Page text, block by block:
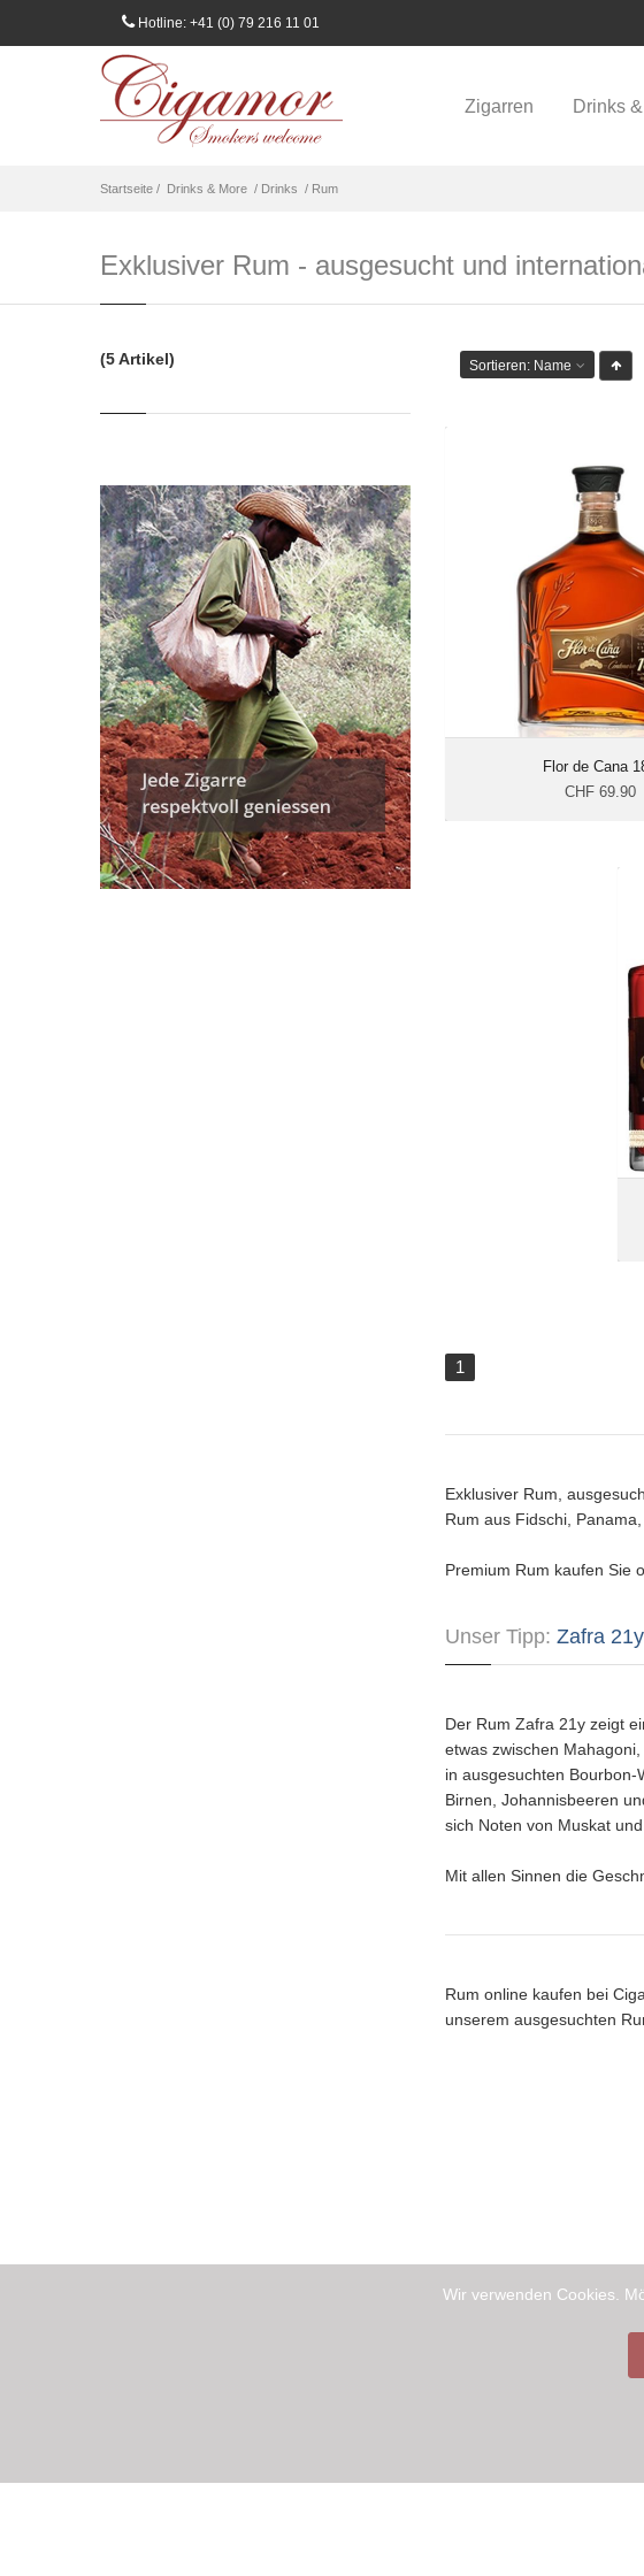
Hotline: +41 (0) 79 216 11 01
Zigarren Drinks
Startseite / Drinks & More / Drinks / Rum
Exklusiver Rum - ausgesucht und
(5 Artikel) Sortieren: Name
Flor de Cana
CHF 69.90
1
Exklusiver Rum,
Rum aus Fidschi,
Premium Rum kaufen Sie
Unser Tipp: Zafra 21y
Der Rum Zafra 21y zeigt
etwas zwischen
in ausgesuchten
Birnen, Johannisbeeren
sich Noten von Muskat
Mit allen Sinnen die
Rum online kaufen bei
unserem ausgesuchten
Wir verwenden Cookies.